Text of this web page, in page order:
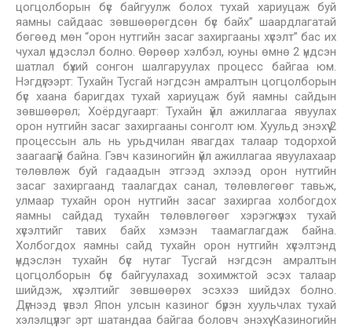
цогцолборын бүс байгуулж болох тухай хариуцаж буй
яамны сайдаас зөвшөөрөгдсөн бүс байх” шаардлагатай
бөгөөд мөн “орон нутгийн засаг захиргааны хүсэлт” бас их
чухал үндэслэл болно. Өөрөөр хэлбэл, юуны өмнө 2 үндсэн
шатлал бүхий сонгон шалгаруулах процесс байгаа юм.
Нэгдүгээрт: Тухайн Тусгай нэгдсэн амралтын цогцолборын
бүс хаана баригдах тухай хариуцаж буй яамны сайдын
зөвшөөрөл; Хоёрдугаарт: Тухайн үйл ажиллагаа явуулах
орон нутгийн засаг захиргааны сонголт юм. Хуульд энэхүү 2
процессын аль нь урьдчилан явагдах талаар тодорхой
заагаагүй байна. Гэвч казиногийн үйл ажиллагаа явуулахаар
төлөвлөж буй гадаадын этгээд эхлээд орон нутгийн
засаг захиргаанд таалагдах санал, төлөвлөгөөг тавьж,
улмаар тухайн орон нутгийн засаг захиргаа холбогдох
яамны сайдад тухайн төлөвлөгөөг хэрэгжүүлэх тухай
хүсэлтийг тавих байх хэмээн таамаглагдаж байна.
Холбогдох яамны сайд тухайн орон нутгийн хүсэлтэнд
үндэслэн тухайн бүс нутаг Тусгай нэгдсэн амралтын
цогцолборын бүс байгуулахад зохимжтой эсэх талаар
шийдэж, хүсэлтийг зөвшөөрөх эсэхээ шийдэх болно.
Дүгнээд үзвэл Япон улсын казиног бүрэн хуульчлах тухай
хэлэлцүүлэг эрт шатандаа байгаа боловч энэхүү Казиногийн